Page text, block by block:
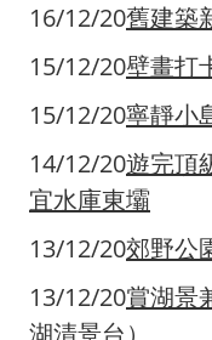
16/12/20舊建築
15/12/20壁畫打
15/12/20寧靜小
14/12/20遊完頂
宜水庫東壩
13/12/20郊野公
13/12/20賞湖景